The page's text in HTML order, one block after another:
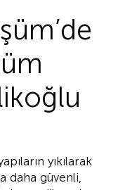
yıkılarak
daha güvenli,